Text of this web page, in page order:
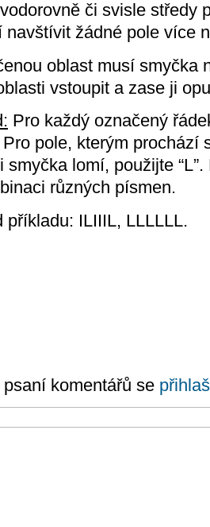
či svisle středy
navštívit žádné pole více
oblast musí smyčka
vstoupit a zase ji
Pro každý označený
pole, kterým prochází
smyčka lomí, použijte
různých písmen.
příkladu: ILIIIL, LLLLLL.
komentářů se